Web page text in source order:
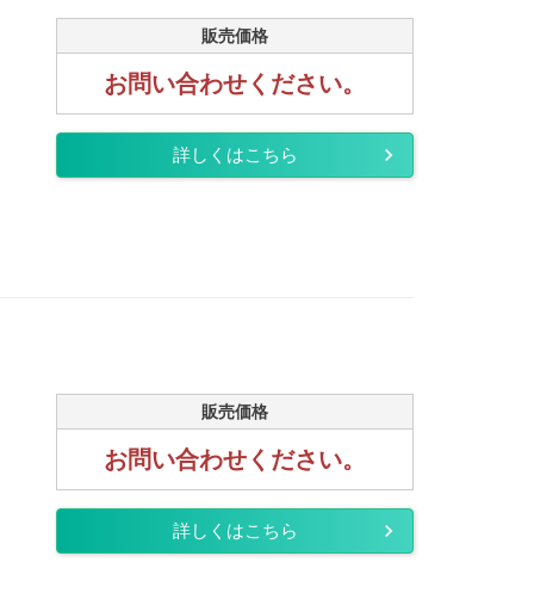
販売価格
お問い合わせください。
詳しくはこちら
販売価格
お問い合わせください。
詳しくはこちら